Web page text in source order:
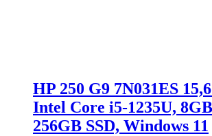
HP 250 G9 7N031ES
Intel Core i5-1235U,
256GB SSD, Windows 11